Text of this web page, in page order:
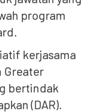
program
kerjasama
Greater
bertindak
(DAR).